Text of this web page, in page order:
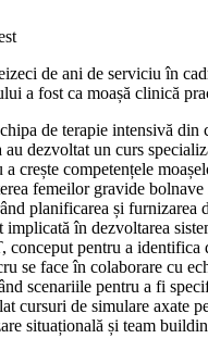
de ani de serviciu în
a fost ca moașă clinică
de terapie intensivă din
au dezvoltat un curs
a crește competențele
femeilor gravide bolnave
planificarea și furnizarea
implicată în dezvoltarea
pentru a identifica
se face în colaborare cu
scenariile pentru a fi
cursuri de simulare axate
situațională și team